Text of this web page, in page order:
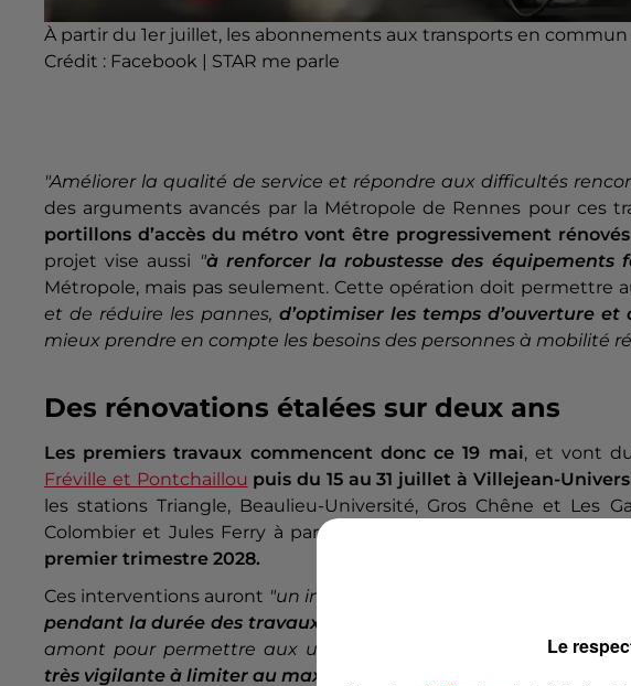
À partir du 1er juillet, les abonnements aux transports en
Crédit : Facebook | STAR me parle
"Améliorer la qualité de service et répondre aux difficultés
des arguments avancés par la Métropole de Rennes pour ces
portillons d’accès du métro vont être progressivement
projet vise aussi "à renforcer la robustesse des équipements
Métropole, mais pas seulement. Cette opération doit permettre
et de réduire les pannes,d’optimiser les temps d’ouverture
mieux prendre en compte les besoins des personnes à mobilité
Des rénovations étalées sur deux ans
Les premiers travaux commencent donc ce 19 mai, et vont
Fréville et Pontchaillou puis du 15 au 31 juillet à Villejean-
les stations Triangle, Beaulieu-Université, Gros Chêne et Les
Colombier et Jules Ferry à partir de fin novembre. Le reste des
premier trimestre 2028.
Ces interventions auront "un impact limité,
seule la station
pendant la durée des travaux
amont pour permettre aux usagers d'anticiper leurs
très vigilante à limiter au maximum les nuisances
Le